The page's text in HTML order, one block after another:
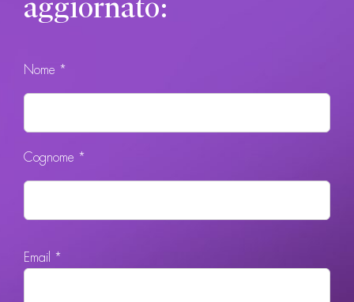
aggiornato:
Nome *
Cognome *
Email *